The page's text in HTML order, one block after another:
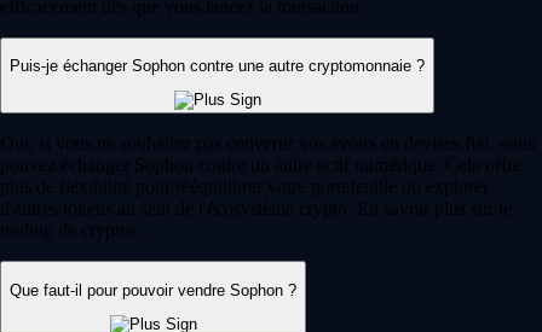
efficacement dès que vous lancez la transaction.
Puis-je échanger Sophon contre une autre cryptomonnaie ?
Oui, si vous ne souhaitez pas convertir vos avoirs en devises fiat, vous
pouvez échanger Sophon contre un autre actif numérique. Cela offre
plus de flexibilité pour rééquilibrer votre portefeuille ou explorer
d'autres tokens au sein de l'écosystème crypto. En savoir plus sur le
trading de cryptos.
Que faut-il pour pouvoir vendre Sophon ?